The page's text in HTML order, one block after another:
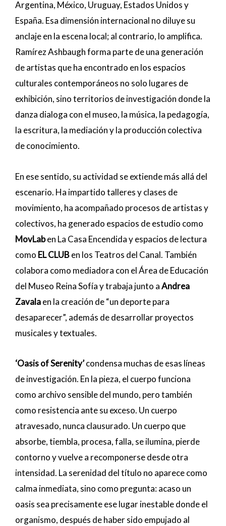
Argentina, México, Uruguay, Estados Unidos y
España. Esa dimensión internacional no diluye su
anclaje en la escena local; al contrario, lo amplifica.
Ramírez Ashbaugh forma parte de una generación
de artistas que ha encontrado en los espacios
culturales contemporáneos no solo lugares de
exhibición, sino territorios de investigación donde la
danza dialoga con el museo, la música, la pedagogía,
la escritura, la mediación y la producción colectiva
de conocimiento.
En ese sentido, su actividad se extiende más allá del
escenario. Ha impartido talleres y clases de
movimiento, ha acompañado procesos de artistas y
colectivos, ha generado espacios de estudio como
MovLaben La Casa Encendida y espacios de lectura
como EL CLUBen los Teatros del Canal. También
colabora como mediadora con el Área de Educación
del Museo Reina Sofía y trabaja junto aAndrea
Zavalaen la creación de “un deporte para
desaparecer”, además de desarrollar proyectos
musicales y textuales.
‘Oasis of Serenity’condensa muchas de esas líneas
de investigación. En la pieza, el cuerpo funciona
como archivo sensible del mundo, pero también
como resistencia ante su exceso. Un cuerpo
atravesado, nunca clausurado. Un cuerpo que
absorbe, tiembla, procesa, falla, se ilumina, pierde
contorno y vuelve a recomponerse desde otra
intensidad. La serenidad del título no aparece como
calma inmediata, sino como pregunta: acaso un
oasis sea precisamente ese lugar inestable donde el
organismo, después de haber sido empujado al